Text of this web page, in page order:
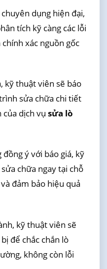
dụng hiện đại,
tích kỹ càng các lỗi
xác nguồn gốc
kỹ thuật viên sẽ báo
sửa chữa chi tiết
dịch vụ sửa lò
đồng ý với báo giá, kỹ
chữa ngay tại chỗ
đảm bảo hiệu quả
kỹ thuật viên sẽ
để chắc chắn lò
không còn lỗi